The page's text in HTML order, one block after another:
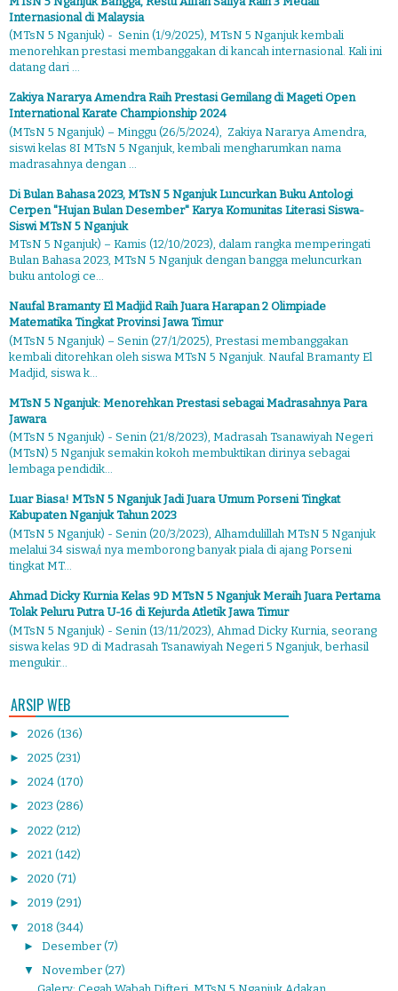
Internasional di Malaysia
(MTsN 5 Nganjuk) - Senin (1/9/2025), MTsN 5 Nganjuk kembali
menorehkan prestasi membanggakan di kancah internasional. Kali ini
datang dari ...
Zakiya Nararya Amendra Raih Prestasi Gemilang di Mageti Open
International Karate Championship 2024
(MTsN 5 Nganjuk) – Minggu (26/5/2024), Zakiya Nararya Amendra,
siswi kelas 8I MTsN 5 Nganjuk, kembali mengharumkan nama
madrasahnya dengan ...
Di Bulan Bahasa 2023, MTsN 5 Nganjuk Luncurkan Buku Antologi
Cerpen "Hujan Bulan Desember" Karya Komunitas Literasi Siswa-
Siswi MTsN 5 Nganjuk
MTsN 5 Nganjuk) – Kamis (12/10/2023), dalam rangka memperingati
Bulan Bahasa 2023, MTsN 5 Nganjuk dengan bangga meluncurkan
buku antologi ce...
Naufal Bramanty El Madjid Raih Juara Harapan 2 Olimpiade
Matematika Tingkat Provinsi Jawa Timur
(MTsN 5 Nganjuk) – Senin (27/1/2025), Prestasi membanggakan
kembali ditorehkan oleh siswa MTsN 5 Nganjuk. Naufal Bramanty El
Madjid, siswa k...
MTsN 5 Nganjuk: Menorehkan Prestasi sebagai Madrasahnya Para
Jawara
(MTsN 5 Nganjuk) - Senin (21/8/2023), Madrasah Tsanawiyah Negeri
(MTsN) 5 Nganjuk semakin kokoh membuktikan dirinya sebagai
lembaga pendidik...
Luar Biasa! MTsN 5 Nganjuk Jadi Juara Umum Porseni Tingkat
Kabupaten Nganjuk Tahun 2023
(MTsN 5 Nganjuk) - Senin (20/3/2023), Alhamdulillah MTsN 5 Nganjuk
melalui 34 siswa/i nya memborong banyak piala di ajang Porseni
tingkat MT...
Ahmad Dicky Kurnia Kelas 9D MTsN 5 Nganjuk Meraih Juara Pertama
Tolak Peluru Putra U-16 di Kejurda Atletik Jawa Timur
(MTsN 5 Nganjuk) - Senin (13/11/2023), Ahmad Dicky Kurnia, seorang
siswa kelas 9D di Madrasah Tsanawiyah Negeri 5 Nganjuk, berhasil
mengukir...
ARSIP WEB
► 2026 (136)
► 2025 (231)
► 2024 (170)
► 2023 (286)
► 2022 (212)
► 2021 (142)
► 2020 (71)
► 2019 (291)
▼ 2018 (344)
► Desember (7)
▼ November (27)